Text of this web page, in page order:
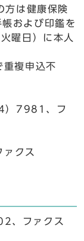
は健康保険
および印鑑を
曜日）に本人
複申込不
）7981、フ
クス
、ファクス